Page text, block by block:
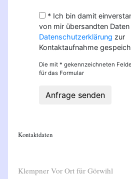
* Ich bin damit
von mir übersandten
Datenschutzerklärung zur
Kontaktaufnahme
Die mit * gekennzeichneten
für das Formular
Anfrage senden
Kontaktdaten
Klempner Vor Ort für Görwihl